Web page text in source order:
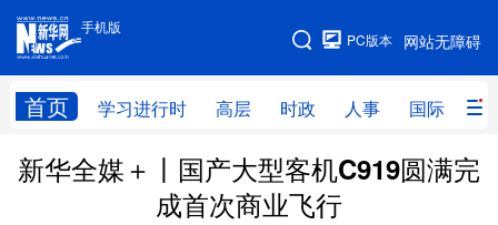
手机版
网站无障碍
PC版本
首页 学习进行时 高层 时政 人事 国际 财
手机版
网站地图
学习进行时 高层 时政 人事
财经 网评
新华全媒＋丨国产大型客机C919圆满完
成首次商业飞行